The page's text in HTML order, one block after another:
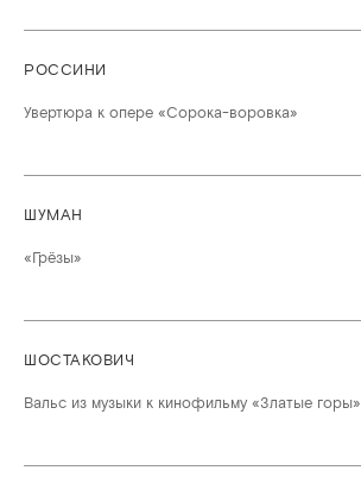
РОССИНИ
Увертюра к опере «Сорока-воровка»
ШУМАН
«Грёзы»
ШОСТАКОВИЧ
Вальс из музыки к кинофильму «Златые горы»